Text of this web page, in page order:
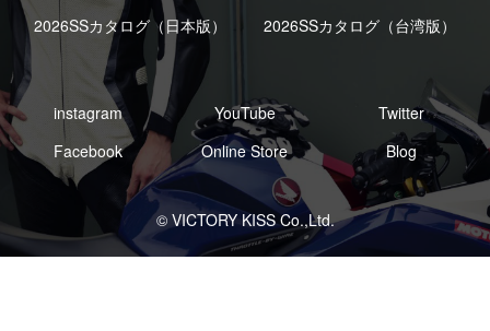
2026SSカタログ（日本版）
2026SSカタログ（台湾版）
instagram YouTube
Twitter
Facebook
Online Store Blog
© VICTORY KISS Co.,Ltd.